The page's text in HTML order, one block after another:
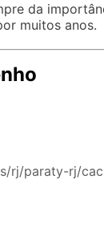
da
muitos anos.
rj/paraty-rj/